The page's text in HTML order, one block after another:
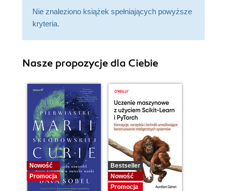
Nie znaleziono książek spełniających powyższe
kryteria.
Nasze propozycje dla Ciebie
Nowość
Promocja
Bestseller
Nowość
Promocja